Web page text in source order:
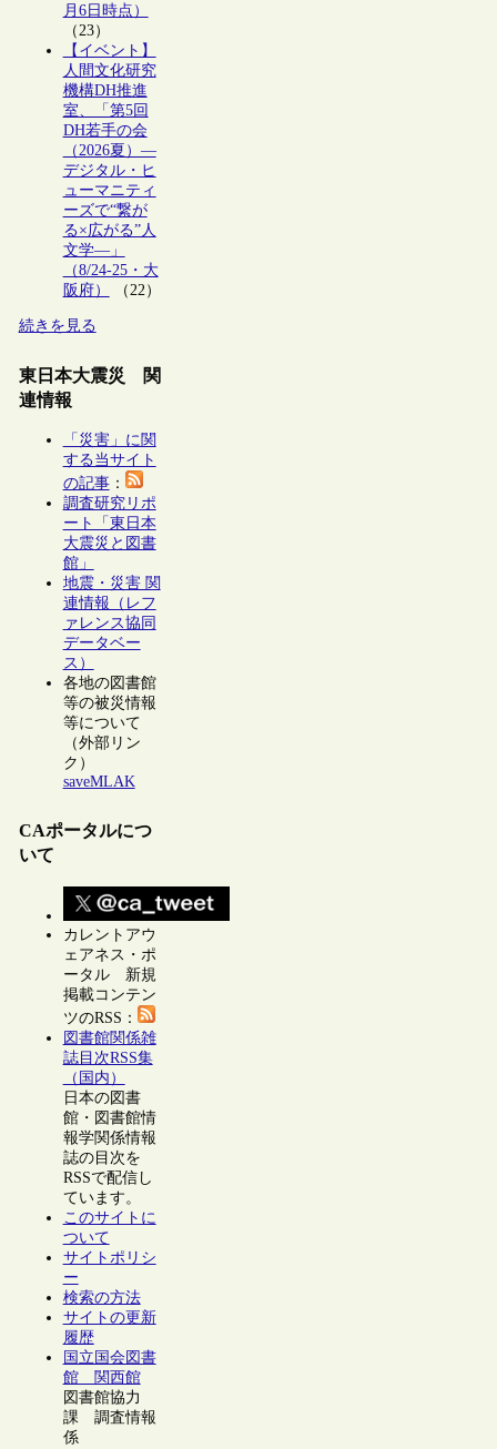
月6日時点）
（23）
【イベント】
人間文化研究
機構DH推進
室、「第5回
DH若手の会
（2026夏）―
デジタル・ヒ
ューマニティ
ーズで“繋が
る×広がる”人
文学―」
（8/24-25・大
阪府）
（22）
続きを見る
東日本大震災 関
連情報
「災害」に関
する当サイト
の記事：
調査研究リポ
ート「東日本
大震災と図書
館」
地震・災害 関
連情報（レフ
ァレンス協同
データベー
ス）
各地の図書館
等の被災情報
等について
（外部リン
ク）
saveMLAK
CAポータルにつ
いて
カレントアウ
ェアネス・ポ
ータル 新規
掲載コンテン
ツのRSS：
図書館関係雑
誌目次RSS集
（国内）
日本の図書
館・図書館情
報学関係情報
誌の目次を
RSSで配信し
ています。
このサイトに
ついて
サイトポリシ
ー
検索の方法
サイトの更新
履歴
国立国会図書
館 関西館
図書館協力
課 調査情報
係